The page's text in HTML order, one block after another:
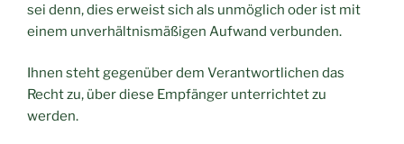
sei denn, dies erweist sich als unmöglich oder ist mit
einem unverhältnismäßigen Aufwand verbunden.
Ihnen steht gegenüber dem Verantwortlichen das
Recht zu, über diese Empfänger unterrichtet zu
werden.